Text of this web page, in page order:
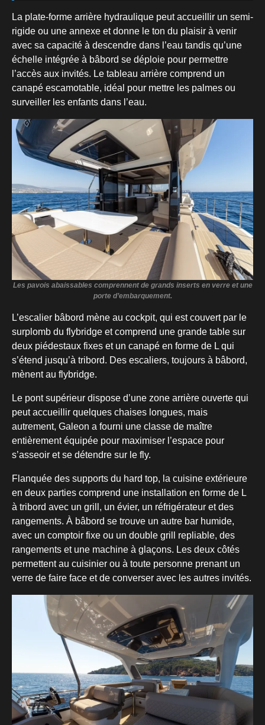
La plate-forme arrière hydraulique peut accueillir un semi-
rigide ou une annexe et donne le ton du plaisir à venir
avec sa capacité à descendre dans l’eau tandis qu’une
échelle intégrée à bâbord se déploie pour permettre
l’accès aux invités. Le tableau arrière comprend un
canapé escamotable, idéal pour mettre les palmes ou
surveiller les enfants dans l’eau.
Les pavois abaissables comprennent de grands inserts en verre et une
porte d’embarquement.
L’escalier bâbord mène au cockpit, qui est couvert par le
surplomb du flybridge et comprend une grande table sur
deux piédestaux fixes et un canapé en forme de L qui
s’étend jusqu’à tribord. Des escaliers, toujours à bâbord,
mènent au flybridge.
Le pont supérieur dispose d’une zone arrière ouverte qui
peut accueillir quelques chaises longues, mais
autrement, Galeon a fourni une classe de maître
entièrement équipée pour maximiser l’espace pour
s’asseoir et se détendre sur le fly.
Flanquée des supports du hard top, la cuisine extérieure
en deux parties comprend une installation en forme de L
à tribord avec un grill, un évier, un réfrigérateur et des
rangements. À bâbord se trouve un autre bar humide,
avec un comptoir fixe ou un double grill repliable, des
rangements et une machine à glaçons. Les deux côtés
permettent au cuisinier ou à toute personne prenant un
verre de faire face et de converser avec les autres invités.